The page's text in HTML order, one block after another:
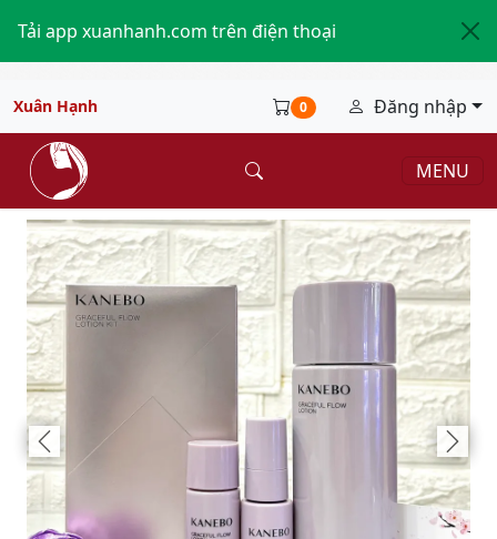
Tải app xuanhanh.com trên điện thoại
Xuân Hạnh 0 Đăng nhập
MENU